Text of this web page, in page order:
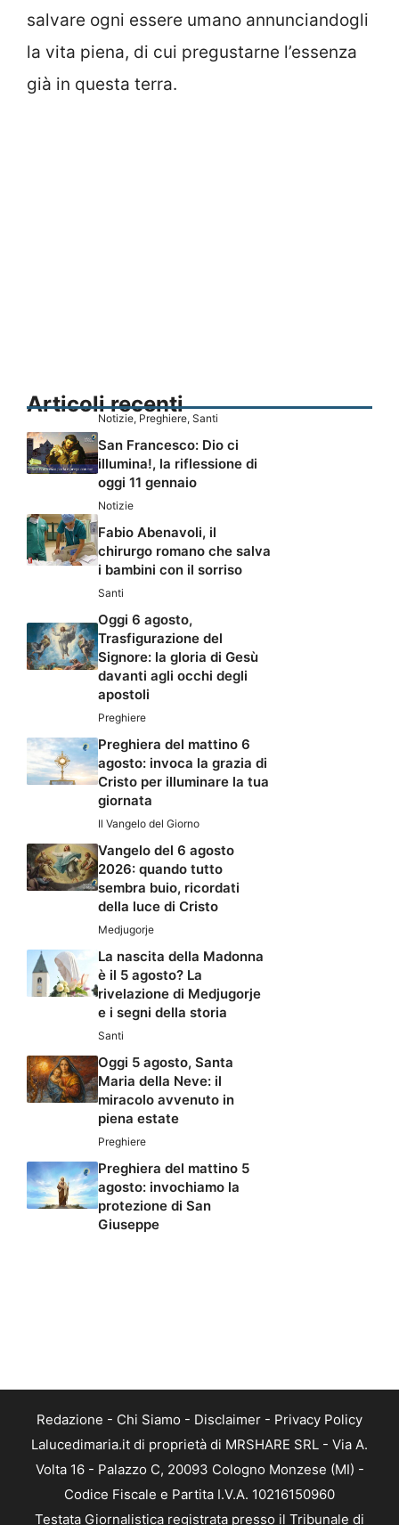
salvare ogni essere umano annunciandogli
la vita piena, di cui pregustarne l’essenza
già in questa terra.
Articoli recenti
Notizie, Preghiere, Santi
San Francesco: Dio ci
illumina!, la riflessione di
oggi 11 gennaio
Notizie
Fabio Abenavoli, il
chirurgo romano che salva
i bambini con il sorriso
Santi
Oggi 6 agosto,
Trasfigurazione del
Signore: la gloria di Gesù
davanti agli occhi degli
apostoli
Preghiere
Preghiera del mattino 6
agosto: invoca la grazia di
Cristo per illuminare la tua
giornata
Il Vangelo del Giorno
Vangelo del 6 agosto
2026: quando tutto
sembra buio, ricordati
della luce di Cristo
Medjugorje
La nascita della Madonna
è il 5 agosto? La
rivelazione di Medjugorje
e i segni della storia
Santi
Oggi 5 agosto, Santa
Maria della Neve: il
miracolo avvenuto in
piena estate
Preghiere
Preghiera del mattino 5
agosto: invochiamo la
protezione di San
Giuseppe
Redazione - Chi Siamo - Disclaimer - Privacy Policy
Lalucedimaria.it di proprietà di MRSHARE SRL - Via A.
Volta 16 - Palazzo C, 20093 Cologno Monzese (MI) -
Codice Fiscale e Partita I.V.A. 10216150960
Testata Giornalistica registrata presso il Tribunale di